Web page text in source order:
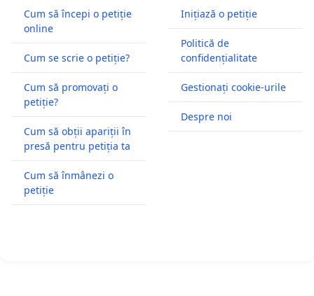
Cum să începi o petiție
online
Cum se scrie o petiție?
Cum să promovați o
petiție?
Cum să obții apariții în
presă pentru petiția ta
Cum să înmânezi o
petiție
Inițiază o petiție
Politică de
confidențialitate
Gestionați cookie-urile
Despre noi